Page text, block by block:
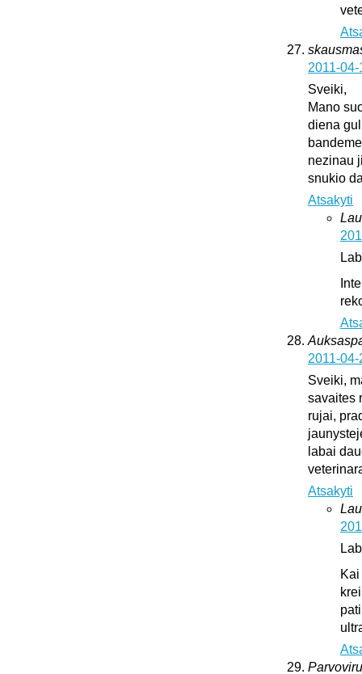
2011-
Sveiki,
Mano
diena
nezinau
snukio
Atsakyti
2011-
Sveiki,
savaites
rujai,
labai
Atsakyti